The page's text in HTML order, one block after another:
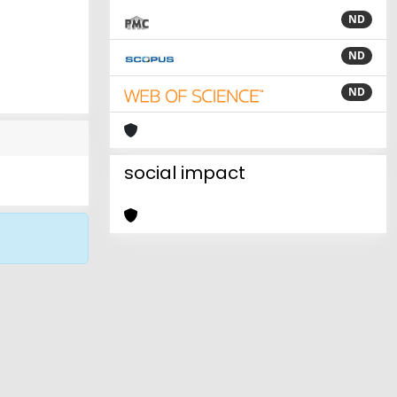
ND
ND
ND
social impact